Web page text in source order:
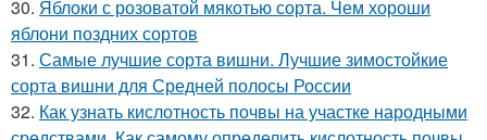
30. Яблоки с розоватой мякотью сорта. Чем хороши
яблони поздних сортов
31. Самые лучшие сорта вишни. Лучшие зимостойкие
сорта вишни для Средней полосы России
32. Как узнать кислотность почвы на участке народными